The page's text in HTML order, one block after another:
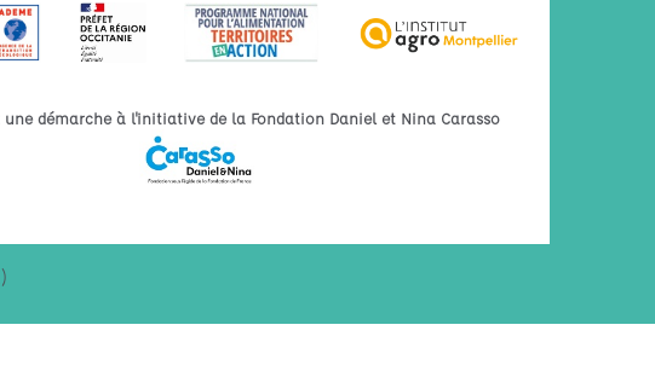
démarche à l'initiative de la Fondation Daniel et Nina Carasso